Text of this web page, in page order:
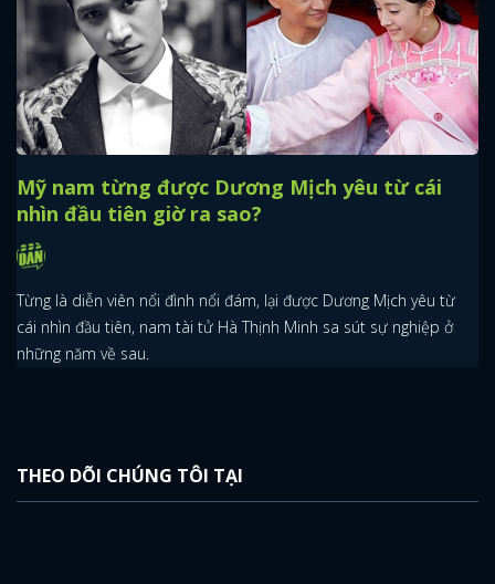
x
ĐĂNG NHẬP
FACEBOOK GOOGLE
Mỹ nam từng được Dương Mịch yêu từ cái
nhìn đầu tiên giờ ra sao?
Từng là diễn viên nổi đình nổi đám, lại được Dương Mịch yêu từ
cái nhìn đầu tiên, nam tài tử Hà Thịnh Minh sa sút sự nghiệp ở
những năm về sau.
THEO DÕI CHÚNG TÔI TẠI